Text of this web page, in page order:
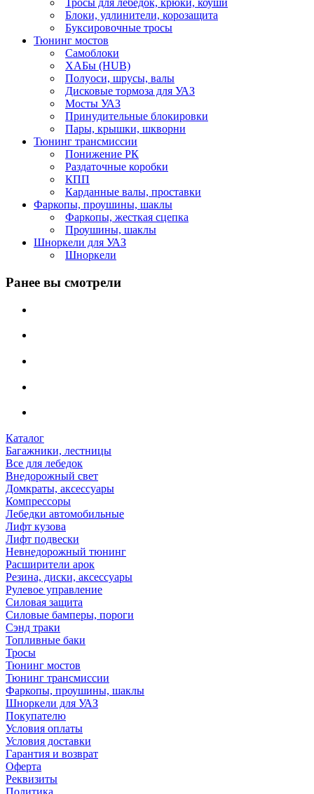
Тросы для лебедок, крюки, коуши
Блоки, удлинители, корозащита
Буксировочные тросы
Тюнинг мостов
Самоблоки
ХАБы (HUB)
Полуоси, шрусы, валы
Дисковые тормоза для УАЗ
Мосты УАЗ
Принудительные блокировки
Пары, крышки, шкворни
Тюнинг трансмиссии
Понижение РК
Раздаточные коробки
КПП
Карданные валы, проставки
Фаркопы, проушины, шаклы
Фаркопы, жесткая сцепка
Проушины, шаклы
Шноркели для УАЗ
Шноркели
Ранее вы смотрели
Каталог
Багажники, лестницы
Все для лебедок
Внедорожный свет
Домкраты, аксессуары
Компрессоры
Лебедки автомобильные
Лифт кузова
Лифт подвески
Невнедорожный тюнинг
Расширители арок
Резина, диски, аксессуары
Рулевое управление
Силовая защита
Силовые бамперы, пороги
Сэнд траки
Топливные баки
Тросы
Тюнинг мостов
Тюнинг трансмиссии
Фаркопы, проушины, шаклы
Шноркели для УАЗ
Покупателю
Условия оплаты
Условия доставки
Гарантия и возврат
Оферта
Реквизиты